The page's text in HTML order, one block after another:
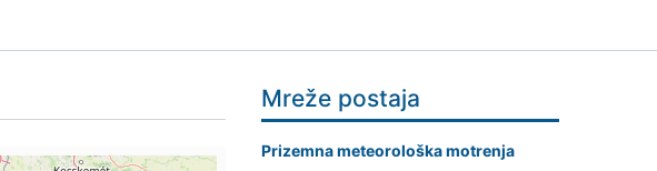
Mreže postaja
Prizemna meteorološka motrenja